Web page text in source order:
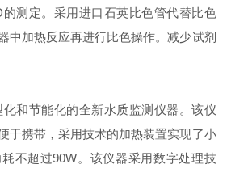
测定。采用进口石英比色管代替比色
中加热反应再进行比色操作。减少试剂
化和节能化的全新水质监测仪器。该仪
于携带，采用技术的加热装置实现了小
不超过90W。该仪器采用数字处理技